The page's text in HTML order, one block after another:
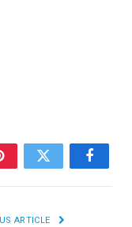
Facebook
Twitter